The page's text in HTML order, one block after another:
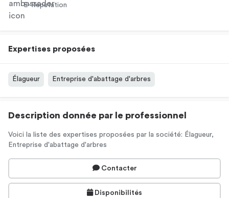
E-Réputation
Expertises proposées
Élagueur Entreprise d'abattage d'arbres
Description donnée par le professionnel
Voici la liste des expertises proposées par la société: Élagueur,
Entreprise d'abattage d'arbres
Contacter
Disponibilités